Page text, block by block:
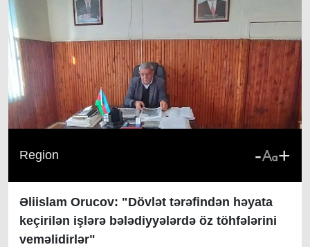
Region - +
Əliislam Orucov: "Dövlət tərəfindən həyata
keçirilən işlərə bələdiyyələrdə öz töhfələrini
veməlidirlər"